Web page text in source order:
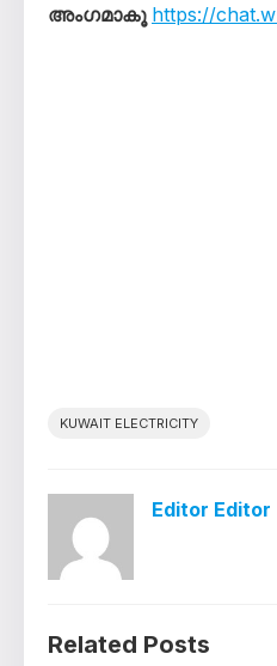
അംഗമാകൂ https://
KUWAIT ELECTRICITY
Editor Editor
Related Posts